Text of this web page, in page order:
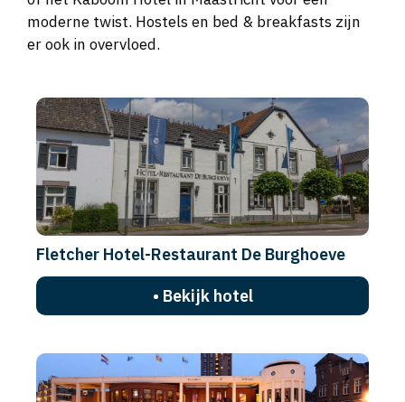
Gerlach in Valkenburg voor een luxueuze ervaring,
of het Kaboom Hotel in Maastricht voor een
moderne twist. Hostels en bed & breakfasts zijn
Fletcher Hotel-Restaurant De Burghoeve